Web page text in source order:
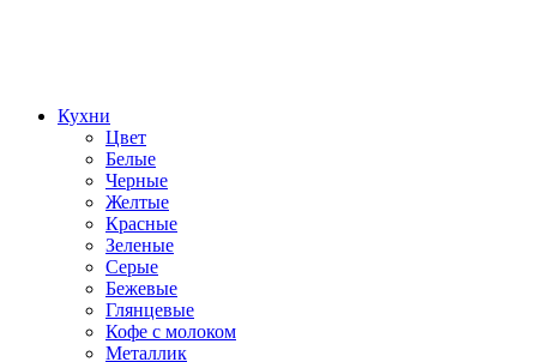
Кухни
Цвет
Белые
Черные
Желтые
Красные
Зеленые
Серые
Бежевые
Глянцевые
Кофе с молоком
Металлик